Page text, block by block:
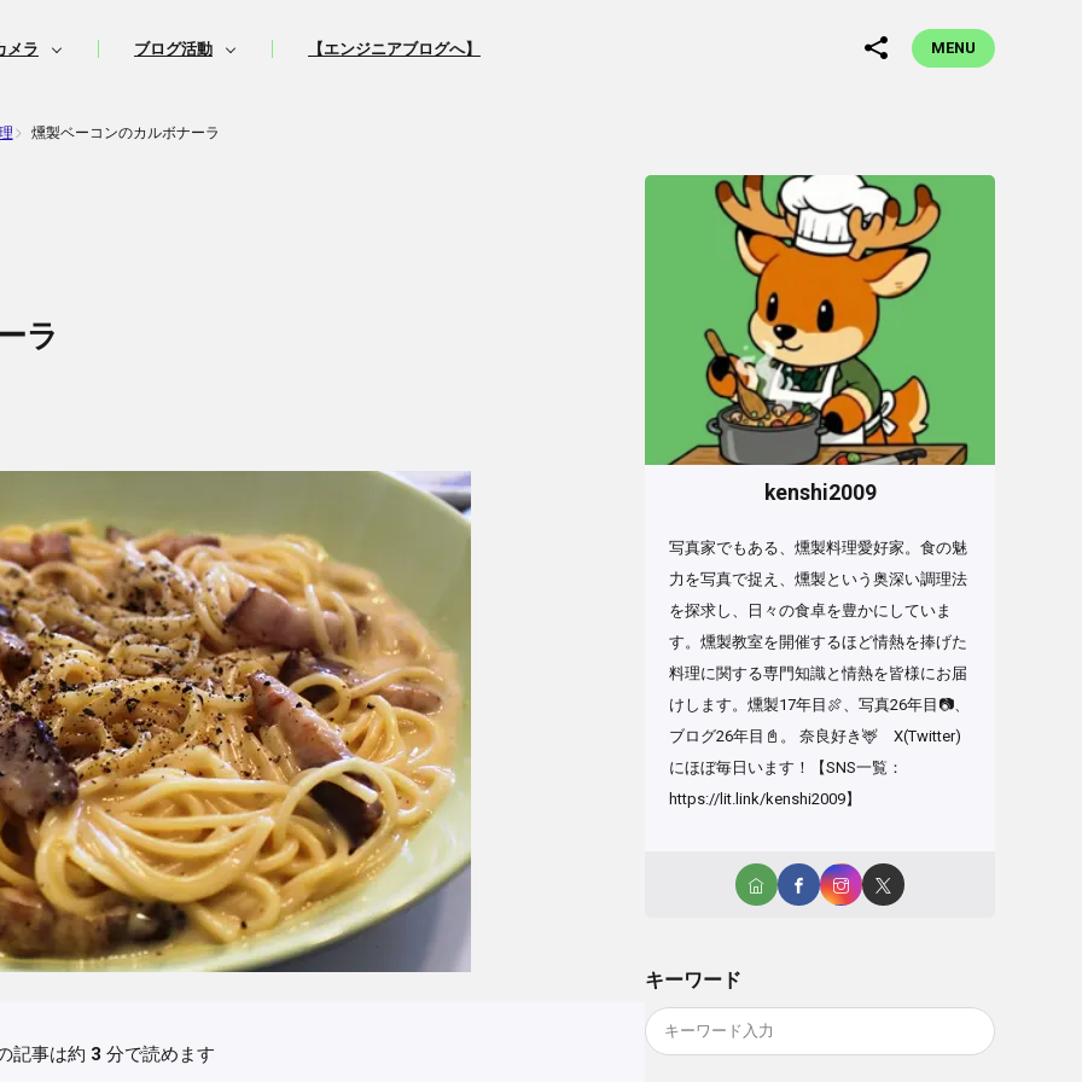
メラ ブログ活動 【エンジニアブログへ】 MENU
燻製ベーコンのカルボナーラ
ラ
記事は約 3 分で読めます
kenshi2009
写真家でもある、燻製料理愛好家。食の魅
力を写真で捉え、燻製という奥深い調理法
を探求し、日々の食卓を豊かにしていま
す。燻製教室を開催するほど情熱を捧げた
料理に関する専門知識と情熱を皆様にお届
けします。燻製17年目🍖、写真26年目📷、
ブログ26年目📓。 奈良好き🦌 X(Twitter)
にほぼ毎日います！【SNS一覧：
https://lit.link/kenshi2009】
キーワード